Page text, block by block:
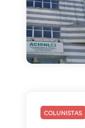
COLUNISTAS